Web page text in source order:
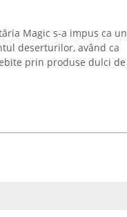
Magic s-a impus ca un
deserturilor, având ca
prin produse dulci de